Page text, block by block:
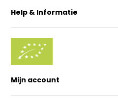
Help & Informatie
Mijn account